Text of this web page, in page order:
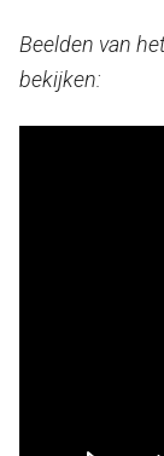
Beelden van
bekijken: